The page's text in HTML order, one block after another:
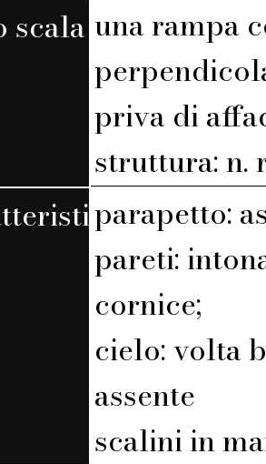
scala una rampa
priva di
struttura: n.
parapetto:
pareti:
cornice;
cielo: volta
assente
scalini in